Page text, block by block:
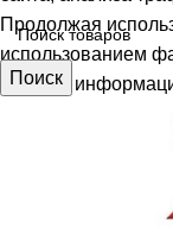
Поиск
Продолжая
использованием
Больше